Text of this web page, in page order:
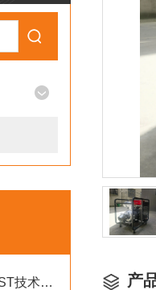
手台式3寸柴油消防泵ECP80ST技术参数 产